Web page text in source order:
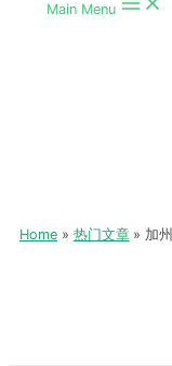
Main Menu
Home 热门文章 加